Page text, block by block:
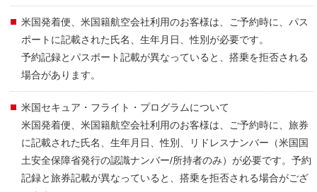
米国発着便、米国籍航空会社利用のお客様は、ご予約時に、パス
ポートに記載された氏名、生年月日、性別が必要です。
予約記録とパスポート記載が異なっていると、搭乗を拒否される
場合があります。
米国セキュア・フライト・プログラムについて
米国発着便、米国籍航空会社利用のお客様は、ご予約時に、旅券
に記載された氏名、生年月日、性別、リドレスナンバー（米国国
土安全保障省発行の認識ナンバー/所持者のみ）が必要です。予約
記録と旅券記載が異なっていると、搭乗を拒否される場合がござ